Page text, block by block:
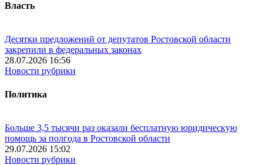
Власть
Десятки предложений от депутатов Ростовской области
закрепили в федеральных законах
28.07.2026 16:56
Новости рубрики
Политика
Больше 3,5 тысячи раз оказали бесплатную юридическую
помощь за полгода в Ростовской области
29.07.2026 15:02
Новости рубрики